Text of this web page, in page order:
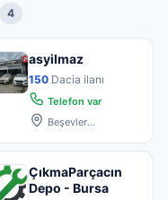
4
asyilmaz
150 Dacia ilanı
Telefon var
Beşevler
5.blok no:6
ÇıkmaParçacın
Depo - Bursa